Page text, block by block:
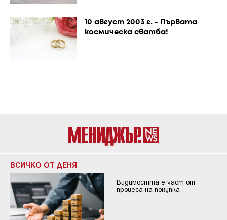
10 август 2003 г. - Първата
космическа сватба!
ВСИЧКО ОТ ДЕНЯ
Видимостта е част от
процеса на покупка